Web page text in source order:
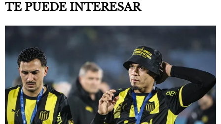
TE PUEDE INTERESAR